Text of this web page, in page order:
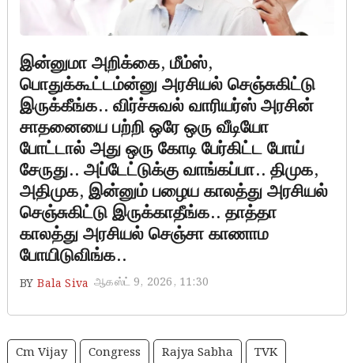
இன்னுமா அறிக்கை, மீம்ஸ்,
பொதுக்கூட்டம்ன்னு அரசியல் செஞ்சுகிட்டு
இருக்கீங்க.. விர்ச்சுவல் வாரியர்ஸ் அரசின்
சாதனையை பற்றி ஒரே ஒரு வீடியோ
போட்டால் அது ஒரு கோடி பேர்கிட்ட போய்
சேருது.. அப்டேட்டுக்கு வாங்கப்பா.. திமுக,
அதிமுக, இன்னும் பழைய காலத்து அரசியல்
செஞ்சுகிட்டு இருக்காதீங்க.. தாத்தா
காலத்து அரசியல் செஞ்சா காணாம
போயிடுவிங்க..
BY Bala Siva ஆகஸ்ட் 9, 2026, 11:30
Cm Vijay Congress Rajya Sabha TVK